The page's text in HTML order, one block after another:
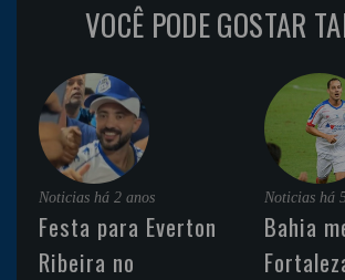
VOCÊ PODE GOSTAR
Noticias há 2 anos
Festa para Everton
Ribeira no
Noticias há
Bahia